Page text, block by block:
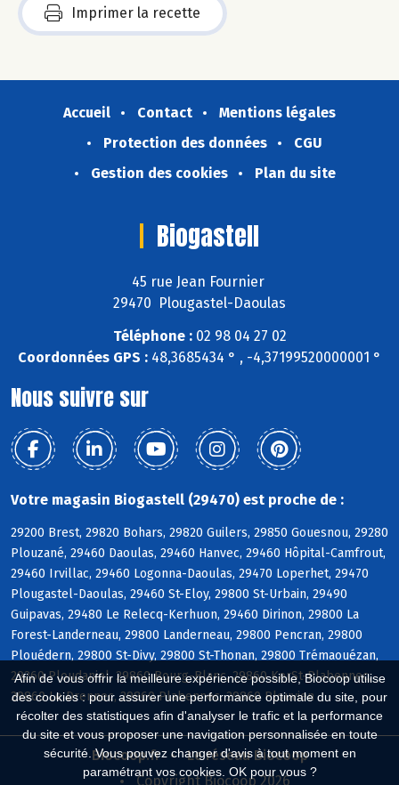
Afin de vous offrir la meilleure expérience possible, Biocoop utilise
des cookies : pour assurer une performance optimale du site, pour
récolter des statistiques afin d'analyser le trafic et la performance
du site et vous proposer une navigation personnalisée en toute
sécurité. Vous pouvez changer d'avis à tout moment en
paramétrant vos cookies. OK pour vous ?
Imprimer la recette
Accueil Contact
Mentions légales
Protection des données
CGU
Gestion des cookies
Plan du site
Biogastell
45 rue Jean Fournier
29470 Plougastel-Daoulas
Téléphone :02 98 04 27 02
Coordonnées GPS : 48,3685434 ° , -4,37199520000001 °
Nous suivre sur
Votre magasin Biogastell (29470) est proche de :
29200 Brest, 29820 Bohars, 29820 Guilers, 29850 Gouesnou, 29280
Plouzané, 29460 Daoulas, 29460 Hanvec, 29460 Hôpital-Camfrout,
29460 Irvillac, 29460 Logonna-Daoulas, 29470 Loperhet, 29470
Plougastel-Daoulas, 29460 St-Eloy, 29800 St-Urbain, 29490
Guipavas, 29480 Le Relecq-Kerhuon, 29460 Dirinon, 29800 La
Forest-Landerneau, 29800 Landerneau, 29800 Pencran, 29800
Plouédern, 29800 St-Divy, 29800 St-Thonan, 29800 Trémaouézan,
29260 Ploudaniel, 29860 Bourg-Blanc, 29860 KerSt-Plabennec,
29860 Le Drennec, 29860 Plabennec, 29860 Plouvien
Biocoop.fr
Le réseau Biocoop
Copyright Biocoop 2026